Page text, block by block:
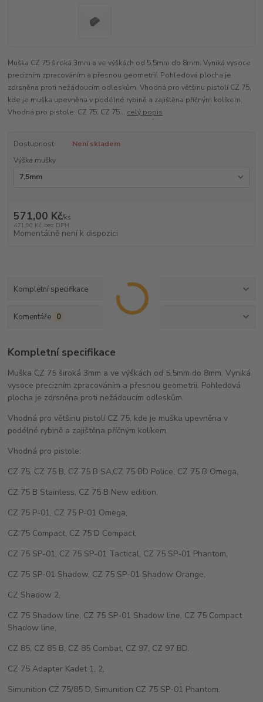
Muška CZ 75 široká 3mm a ve výškách od 5,5mm do 8mm. Vyniká vysoce
precizním zpracováním a přesnou geometrií. Pohledová plocha je
zdrsněna proti nežádoucím odleskům. Vhodná pro většinu pistolí CZ 75,
kde je muška upevněna v podélné rybině a zajištěna příčným kolíkem.
Vhodná pro pistole: CZ 75, CZ 75... celý popis
Dostupnost
Není skladem
Výška mušky
571,00 Kč/ks
471,90 Kč bez DPH
Momentálně není k dispozici
Kompletní specifikace
Komentáře 0
Kompletní specifikace
Muška CZ 75 široká 3mm a ve výškách od 5,5mm do 8mm. Vyniká
vysoce precizním zpracováním a přesnou geometrií. Pohledová
plocha je zdrsněna proti nežádoucím odleskům.
Vhodná pro většinu pistolí CZ 75, kde je muška upevněna v
podélné rybině a zajištěna příčným kolíkem.
Vhodná pro pistole:
CZ 75, CZ 75 B, CZ 75 B SA,CZ 75 BD Police, CZ 75 B Omega,
CZ 75 B Stainless, CZ 75 B New edition,
CZ 75 P-01, CZ 75 P-01 Omega,
CZ 75 Compact, CZ 75 D Compact,
CZ 75 SP-01, CZ 75 SP-01 Tactical, CZ 75 SP-01 Phantom,
CZ 75 SP-01 Shadow, CZ 75 SP-01 Shadow Orange,
CZ Shadow 2,
CZ 75 Shadow line, CZ 75 SP-01 Shadow line, CZ 75 Compact
Shadow line,
CZ 85, CZ 85 B, CZ 85 Combat, CZ 97, CZ 97 BD.
CZ 75 Adapter Kadet 1, 2,
Simunition CZ 75/85 D, Simunition CZ 75 SP-01 Phantom.